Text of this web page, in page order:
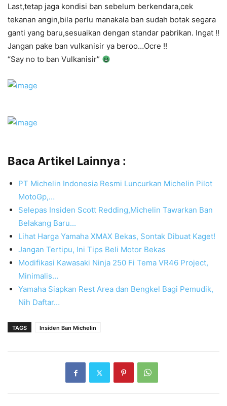
Last,tetap jaga kondisi ban sebelum berkendara,cek
tekanan angin,bila perlu manakala ban sudah botak segara
ganti yang baru,sesuaikan dengan standar pabrikan. Ingat !!
Jangan pake ban vulkanisir ya beroo…Ocre !!
“Say no to ban Vulkanisir”
Baca Artikel Lainnya :
PT Michelin Indonesia Resmi Luncurkan Michelin Pilot
MotoGp,…
Selepas Insiden Scott Redding,Michelin Tawarkan Ban
Belakang Baru...
Lihat Harga Yamaha XMAX Bekas, Sontak Dibuat Kaget!
Jangan Tertipu, Ini Tips Beli Motor Bekas
Modifikasi Kawasaki Ninja 250 Fi Tema VR46 Project,
Minimalis…
Yamaha Siapkan Rest Area dan Bengkel Bagi Pemudik,
Nih Daftar…
TAGS Insiden Ban Michelin